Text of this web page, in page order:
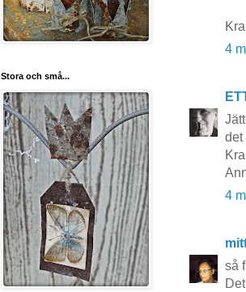
4
det
4
så
Stora och små...